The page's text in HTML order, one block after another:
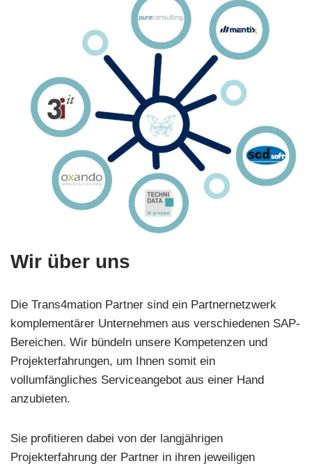
Wir über uns
Die Trans4mation Partner sind ein Partnernetzwerk
komplementärer Unternehmen aus verschiedenen SAP-
Bereichen. Wir bündeln unsere Kompetenzen und
Projekterfahrungen, um Ihnen somit ein
vollumfängliches Serviceangebot aus einer Hand
anzubieten.
Sie profitieren dabei von der langjährigen
Projekterfahrung der Partner in ihren jeweiligen